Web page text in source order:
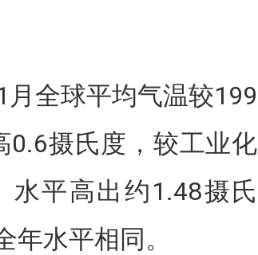
全球平均气温较199
0.6摄氏度，较工业化
水平高出约1.48摄氏
水平相同。